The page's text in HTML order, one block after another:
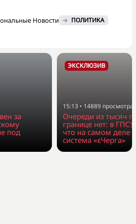
Новости ПОЛИТИКА
за
под
ЭКСКЛЮЗИВ
15:13 • 14889 просмотра
Очереди из тысяч
границе нет: в
что на самом деле
система «єЧерга»